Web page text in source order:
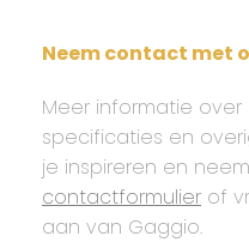
Neem contact met
Meer informatie over
specificaties en
je inspireren en
contactformulier of
aan van Gaggio.